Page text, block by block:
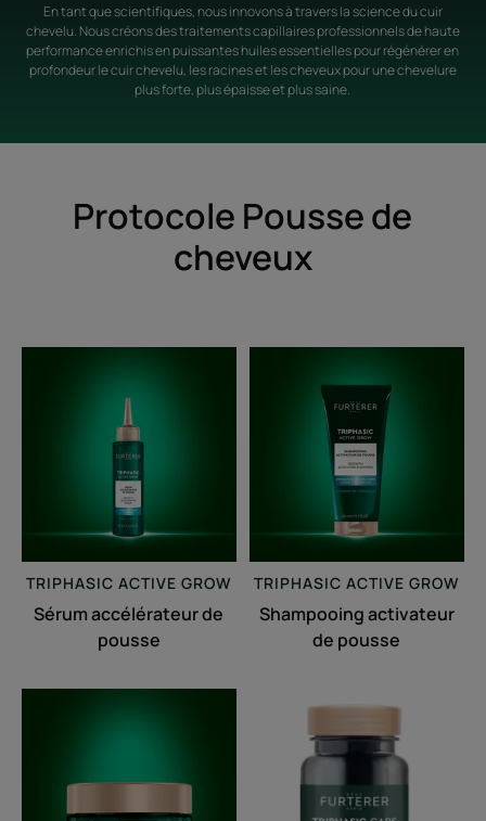
En tant que scientifiques, nous innovons à travers la science du cuir
chevelu. Nous créons des traitements capillaires professionnels de haute
performance enrichis en puissantes huiles essentielles pour régénérer en
profondeur le cuir chevelu, les racines et les cheveux pour une chevelure
plus forte, plus épaisse et plus saine.
Protocole Pousse de
cheveux
de
pousse
TRIPHASIC ACTIVE GROW
Sérum accélérateur de
pousse
activateur
de
pousse
TRIPHASIC ACTIVE GROW
Shampooing activateur
de pousse
casse
Triphasic
longueur